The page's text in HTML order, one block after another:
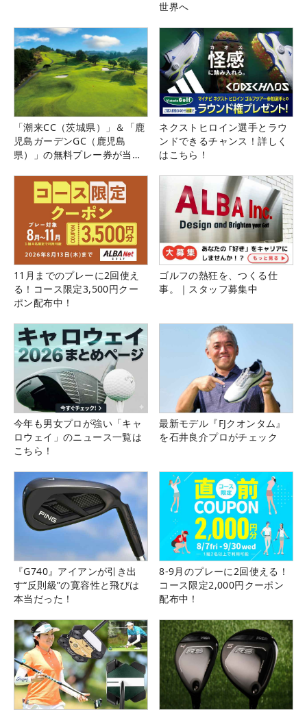
世界へ
「潮来CC（茨城県）」＆「鹿
児島ガーデンGC（鹿児島
県）」の無料プレー券が当た
ネクストヒロイン選手とラウ
ンドできるチャンス！詳しく
はこちら！
11月までのプレーに2回使え
る！コース限定3,500円クー
ポン配布中！
ゴルフの熱狂を、つくる仕
事。｜スタッフ募集中
今年も男女プロが強い「キャ
ロウェイ」のニュース一覧は
こちら！
最新モデル『FJクオンタム』
を石井良介プロがチェック
『G740』アイアンが引き出
す“反則級”の寛容性と飛びは
本当だった！
8-9月のプレーに2回使える！
コース限定2,000円クーポン
配布中！